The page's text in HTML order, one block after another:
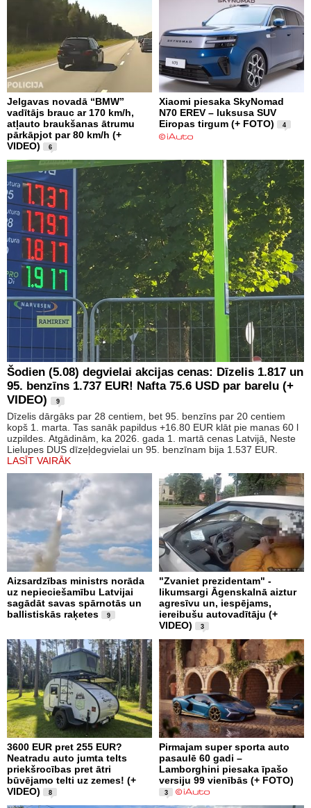
Jelgavas novadā “BMW”
vadītājs brauc ar 170 km/h,
atļauto braukšanas ātrumu
pārkāpjot par 80 km/h (+
VIDEO)
6
Xiaomi piesaka SkyNomad
N70 EREV – luksusa SUV
Eiropas tirgum (+ FOTO)
4
Šodien (5.08) degvielai akcijas cenas: Dīzelis 1.817 un
95. benzīns 1.737 EUR! Nafta 75.6 USD par barelu (+
VIDEO)
9
Dīzelis dārgāks par 28 centiem, bet 95. benzīns par 20 centiem
kopš 1. marta. Tas sanāk papildus +16.80 EUR klāt pie manas 60 l
uzpildes. Atgādinām, ka 2026. gada 1. martā cenas Latvijā, Neste
Lielupes DUS dīzeļdegvielai un 95. benzīnam bija 1.537 EUR.
LASĪT VAIRĀK
Aizsardzības ministrs norāda
uz nepieciešamību Latvijai
sagādāt savas spārnotās un
ballistiskās raķetes
9
"Zvaniet prezidentam" -
likumsargi Āgenskalnā aiztur
agresīvu un, iespējams,
iereibušu autovadītāju (+
VIDEO)
3
3600 EUR pret 255 EUR?
Neatradu auto jumta telts
priekšrocības pret ātri
būvējamo telti uz zemes! (+
VIDEO)
8
Pirmajam super sporta auto
pasaulē 60 gadi –
Lamborghini piesaka īpašo
versiju 99 vienībās (+ FOTO)
3